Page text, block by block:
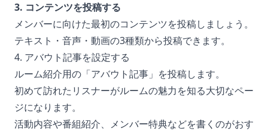
3. コンテンツを投稿する
メンバーに向けた最初のコンテンツを投稿しましょう。
テキスト・音声・動画の3種類から投稿できます。
4. アバウト記事を設定する
ルーム紹介用の「アバウト記事」を投稿します。
初めて訪れたリスナーがルームの魅力を知る大切なペー
ジになります。
活動内容や番組紹介、メンバー特典などを書くのがおす